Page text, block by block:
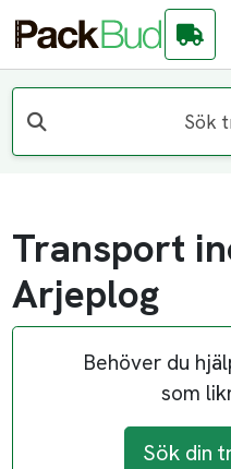
Sök
Transport
Arjeplog
Behöver du
som
Sök din